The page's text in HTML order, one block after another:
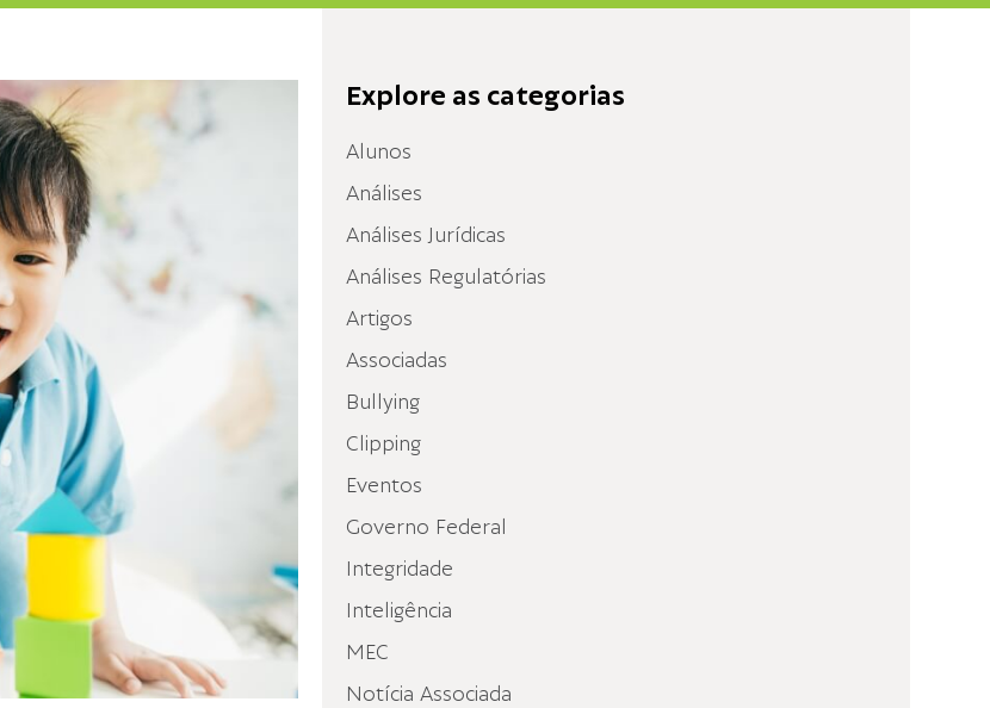
Explore as categorias
Alunos
Análises
Análises Jurídicas
Análises Regulatórias
Artigos
Associadas
Bullying
Clipping
Eventos
Governo Federal
Integridade
Inteligência
MEC
Notícia Associada